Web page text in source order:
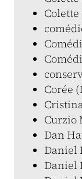
Colette
Corée
Curzio
Dan
Daniel
Daniel